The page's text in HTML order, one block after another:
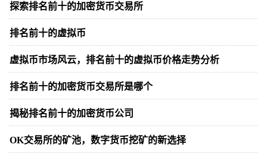
探索排名前十的加密货币交易所
排名前十的虚拟币
虚拟币市场风云，排名前十的虚拟币价格走势分析
排名前十的加密货币交易所是哪个
揭秘排名前十的加密货币公司
OK交易所的矿池，数字货币挖矿的新选择